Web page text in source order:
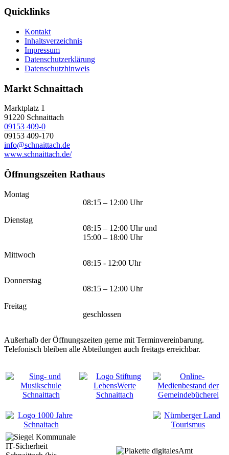
Quicklinks
Kontakt
Inhaltsverzeichnis
Impressum
Datenschutzerklärung
Datenschutzhinweis
Markt Schnaittach
Marktplatz 1
91220 Schnaittach
09153 409-0
09153 409-170
info@schnaittach.de
www.schnaittach.de/
Öffnungszeiten Rathaus
Montag
08:15 – 12:00 Uhr
Dienstag
08:15 – 12:00 Uhr und
15:00 – 18:00 Uhr
Mittwoch
08:15 - 12:00 Uhr
Donnerstag
08:15 – 12:00 Uhr
Freitag
geschlossen
Außerhalb der Öffnungszeiten gerne mit Terminvereinbarung.
Telefonisch bleiben alle Abteilungen auch freitags erreichbar.